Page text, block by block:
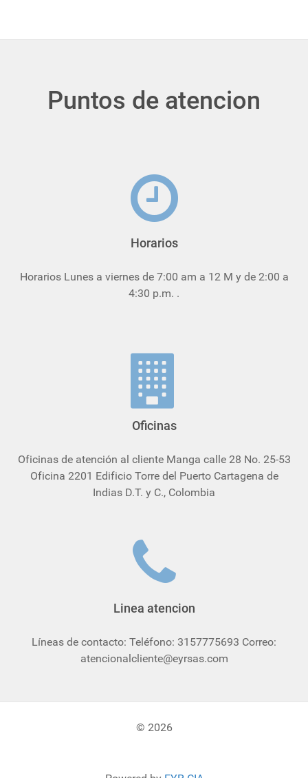
Puntos de atencion
Horarios
Horarios Lunes a viernes de 7:00 am a 12 M y de 2:00 a
4:30 p.m. .
Oficinas
Oficinas de atención al cliente Manga calle 28 No. 25-53
Oficina 2201 Edificio Torre del Puerto Cartagena de
Indias D.T. y C., Colombia
Linea atencion
Líneas de contacto: Teléfono: 3157775693 Correo:
atencionalcliente@eyrsas.com
© 2026